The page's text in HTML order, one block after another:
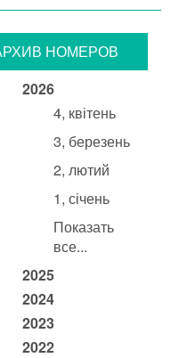
НОМЕРОВ
2026
4, квітень
3, березень
2, лютий
1, січень
Показать
все...
2025
2024
2023
2022